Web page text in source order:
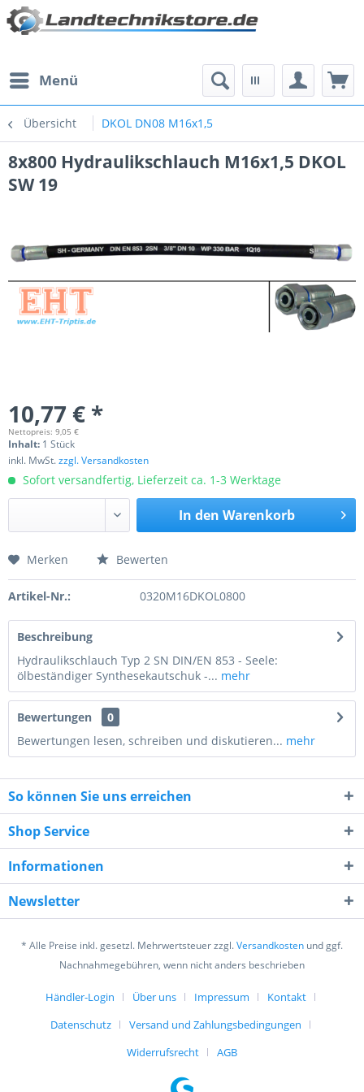
Menü
Übersicht DKOL DN08 M16x1,5
8x800 Hydraulikschlauch M16x1,5 DKOL
SW 19
10,77 € *
Nettopreis: 9,05 €
Inhalt: 1 Stück
inkl. MwSt.zzgl. Versandkosten
Sofort versandfertig, Lieferzeit ca. 1-3 Werktage
In den Warenkorb
Preis anfragen
6 * 1 = ?
Ich habe dieDatenschutzerklärunggelesen,
verstanden und stimme zu. *
Merken Bewerten
Artikel-Nr.: 0320M16DKOL0800
Beschreibung
Hydraulikschlauch Typ 2 SN DIN/EN 853 - Seele:
ölbeständiger Synthesekautschuk -... mehr
Bewertungen
0
Bewertungen lesen, schreiben und diskutieren... mehr
So können Sie uns erreichen
Shop Service
Informationen
Newsletter
* Alle Preise inkl. gesetzl. Mehrwertsteuer zzgl.Versandkosten und ggf.
Nachnahmegebühren, wenn nicht anders beschrieben
Händler-Login Über uns Impressum
Kontakt
Datenschutz
Versand und Zahlungsbedingungen
Widerrufsrecht
AGB